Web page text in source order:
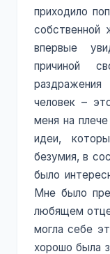
приходило
собственной
впервые
причиной
человек –
меня на
идеи,
безумия, в
было
Мне было
любящем
могла себе
хорошо была